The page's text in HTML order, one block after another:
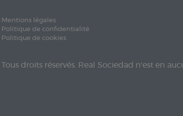
Mentions légales
Politique de confidentialité
Politique de cookies
Tous droits réservés. Real Sociedad n'est en